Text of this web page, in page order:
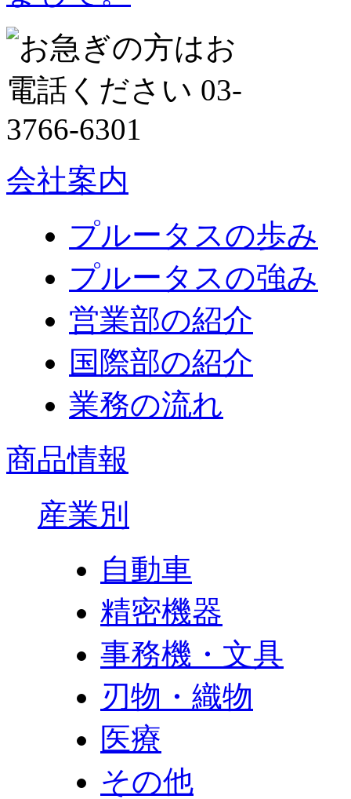
会社案内
プルータスの歩み
プルータスの強み
営業部の紹介
国際部の紹介
業務の流れ
商品情報
産業別
自動車
精密機器
事務機・文具
刃物・織物
医療
その他